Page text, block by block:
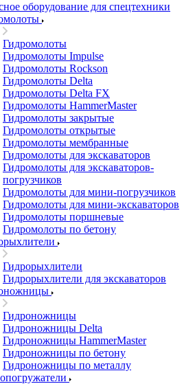
оборудование для спецтехники
Гидромолоты
Гидромолоты Impulse
Гидромолоты Rockson
Гидромолоты Delta
Гидромолоты Delta FX
Гидромолоты HammerMaster
Гидромолоты закрытые
Гидромолоты открытые
Гидромолоты мембранные
Гидромолоты для экскаваторов
Гидромолоты для экскаваторов-
погрузчиков
Гидромолоты для мини-погрузчиков
Гидромолоты для мини-экскаваторов
Гидромолоты поршневые
Гидромолоты по бетону
Гидрорыхлители
Гидрорыхлители для экскаваторов
Гидроножницы
Гидроножницы Delta
Гидроножницы HammerMaster
Гидроножницы по бетону
Гидроножницы по металлу